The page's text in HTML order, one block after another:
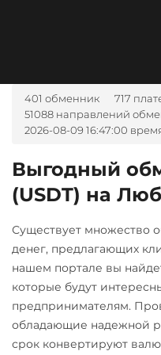
XLM
Yearn.finance (YFI)
Фридом Банк KZT
Элкарт KGS
401 обменник
717
51088 направлений
2026-08-09 16:47:00
Выгодный
(USDT) на
Существует множество
денег, предлагающих
нашем портале вы
которые будут
предпринимателям.
обладающие надежной
срок конвертируют